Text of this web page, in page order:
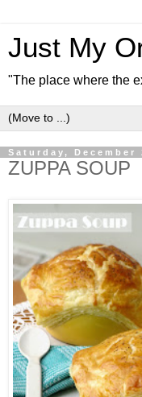
Just My
"The place where the
Saturday, December
ZUPPA SOUP